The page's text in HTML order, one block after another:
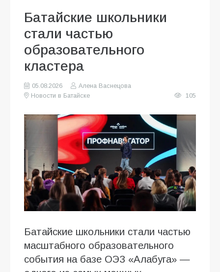
Батайские школьники
стали частью
образовательного
кластера
05.08.2026
Алена Васнецова
Новости в Батайске
105
Батайские школьники стали частью
масштабного образовательного
события на базе ОЭЗ «Алабуга» —